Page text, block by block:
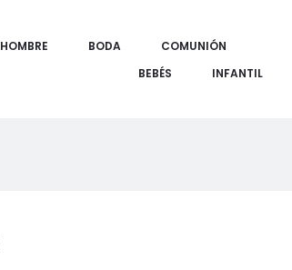
HOMBRE BODA
COMUNIÓN
BEBÉS
INFANTIL